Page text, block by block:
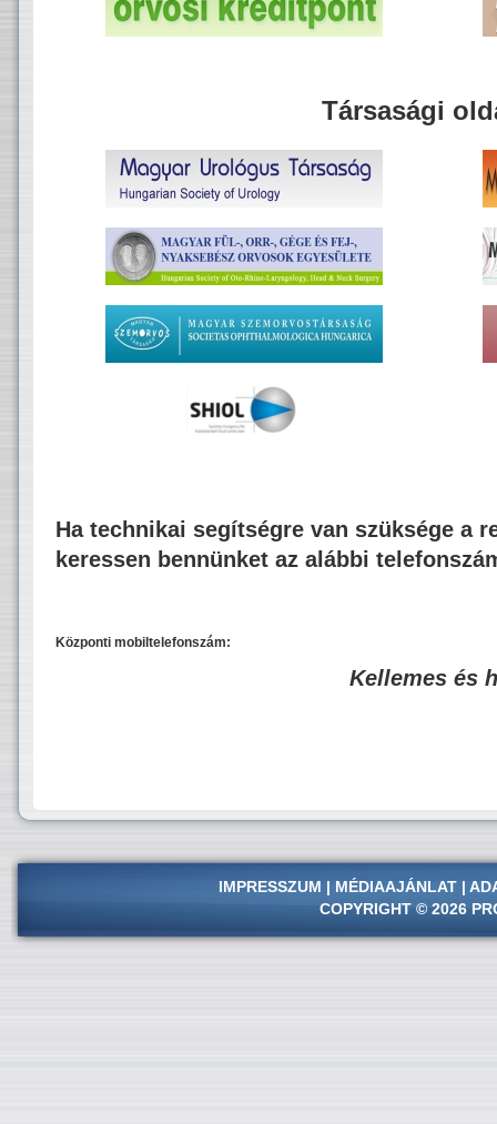
Társasági
Ha technikai segítségre van szüksége a
keressen bennünket az alábbi
Központi mobiltelefonszám:
Kellemes és
IMPRESSZUM | MÉDIAAJÁNLAT |
COPYRIGHT © 2026